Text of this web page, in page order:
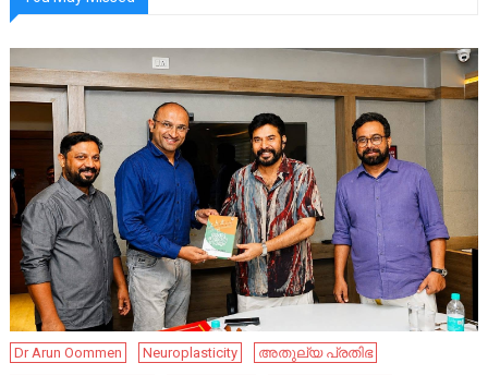
Dr Arun Oommen Neuroplasticity
അതുല്യ പ്രതിഭ